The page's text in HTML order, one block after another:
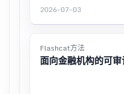
2026-07-03
Flashcat方法
面向金融机构的可